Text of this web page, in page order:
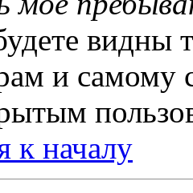
видны
и самому
к началу